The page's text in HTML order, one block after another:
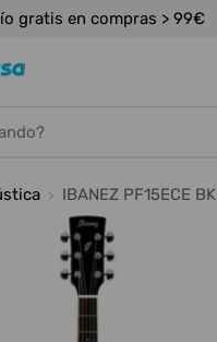
gratis en compras > 99€
IBANEZ PF15ECE BK